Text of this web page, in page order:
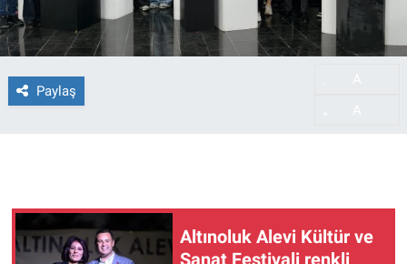
Paylaş
Altınoluk Alevi Kültür ve
Sanat Festivali renkli